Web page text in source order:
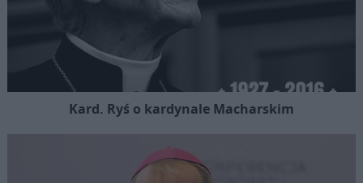
Kard. Ryś o kardynale Macharskim